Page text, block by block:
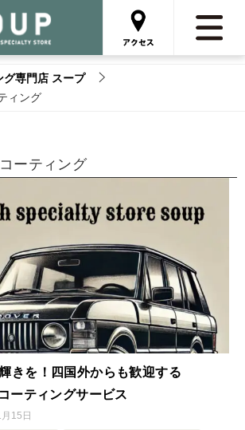
グ専門店 スープ
ィング
ーティング
きを！四国外からも歓迎する
ーティングサービス
15日